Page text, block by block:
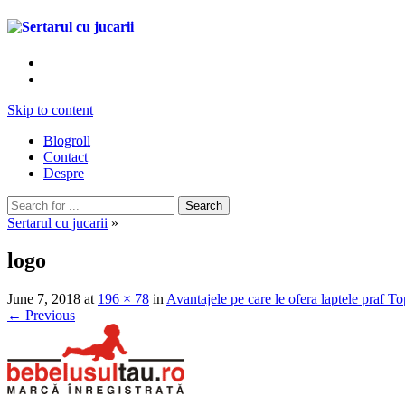
Skip to content
Blogroll
Contact
Despre
Sertarul cu jucarii »
logo
June 7, 2018 at 196 × 78 in Avantajele pe care le ofera laptele praf
← Previous